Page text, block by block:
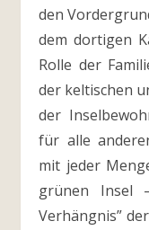
den
dem dortigen
Rolle der
der keltischen
der
für alle
mit jeder
grünen Insel
Verhängnis”